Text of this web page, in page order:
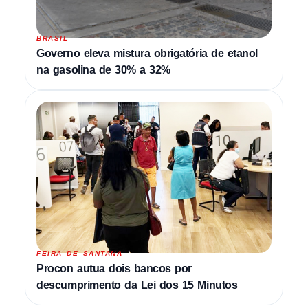
BRASIL
Governo eleva mistura obrigatória de etanol
na gasolina de 30% a 32%
FEIRA DE SANTANA
Procon autua dois bancos por
descumprimento da Lei dos 15 Minutos